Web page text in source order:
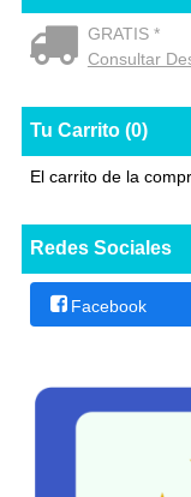
GRATIS *
Consultar
Tu Carrito (0)
El carrito de la
Redes Sociales
Facebook